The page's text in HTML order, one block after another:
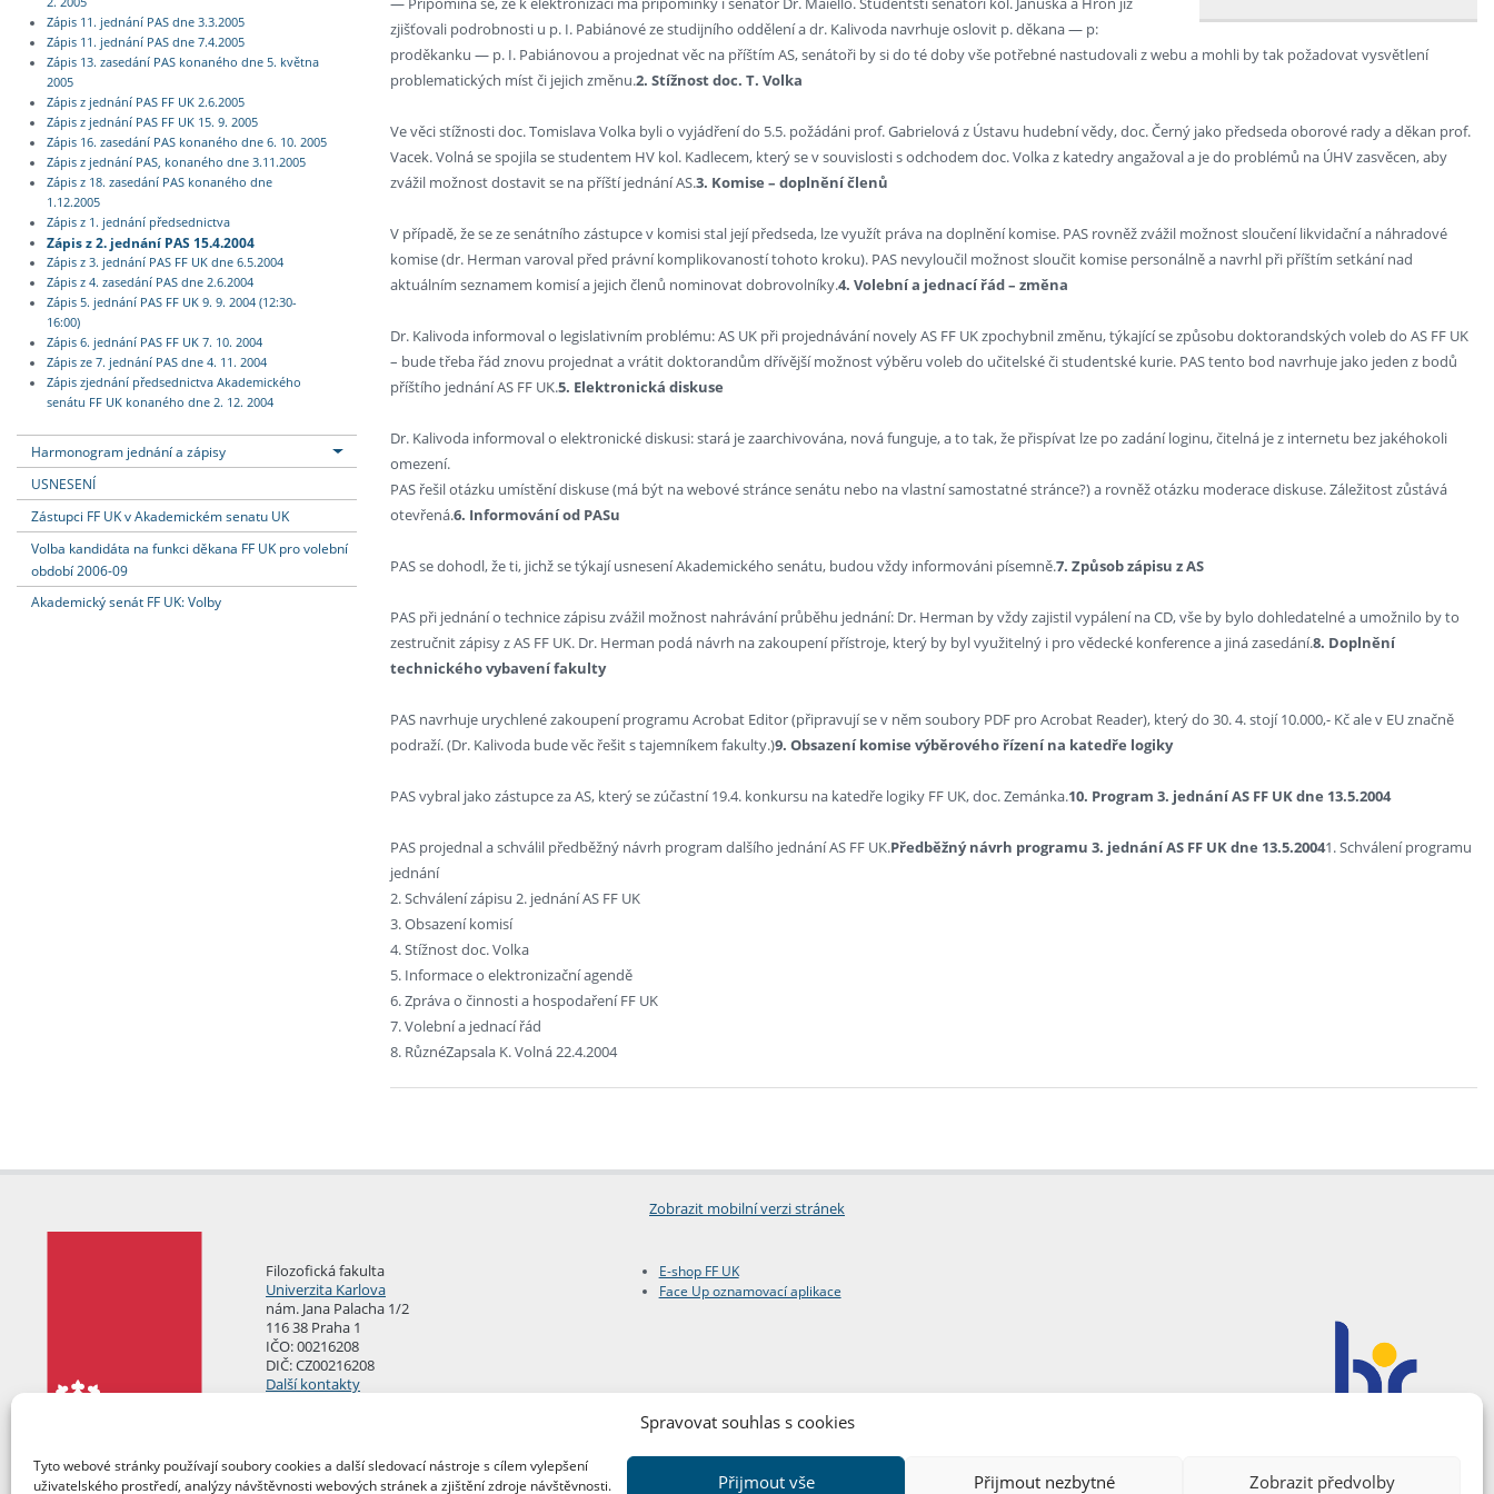
Spravovat souhlas s cookies
Tyto webové stránky používají soubory cookies a další sledovací nástroje s cílem vylepšení
uživatelského prostředí, analýzy návštěvnosti webových stránek a zjištění zdroje návštěvnosti.
Přijmout vše Přijmout nezbytné Zobrazit předvolby
Zápis 11. jednání PAS dne 3.3.2005
Zápis 11. jednání PAS dne 7.4.2005
Zápis 13. zasedání PAS konaného dne 5. května
2005
Zápis z jednání PAS FF UK 2.6.2005
Zápis z jednání PAS FF UK 15. 9. 2005
Zápis 16. zasedání PAS konaného dne 6. 10. 2005
Zápis z jednání PAS, konaného dne 3.11.2005
Zápis z 18. zasedání PAS konaného dne
1.12.2005
Zápis z 1. jednání předsednictva
Zápis z 2. jednání PAS 15.4.2004
Zápis z 3. jednání PAS FF UK dne 6.5.2004
Zápis z 4. zasedání PAS dne 2.6.2004
Zápis 5. jednání PAS FF UK 9. 9. 2004 (12:30-
16:00)
Zápis 6. jednání PAS FF UK 7. 10. 2004
Zápis ze 7. jednání PAS dne 4. 11. 2004
Zápis zjednání předsednictva Akademického
senátu FF UK konaného dne 2. 12. 2004
Harmonogram jednání a zápisy
USNESENÍ
Zástupci FF UK v Akademickém senatu UK
Volba kandidáta na funkci děkana FF UK pro volební
období 2006-09
Akademický senát FF UK: Volby
zjišťovali podrobnosti u p. I. Pabiánové ze studijního oddělení a dr. Kalivoda navrhuje oslovit p. děkana — p:
proděkanku — p. I. Pabiánovou a projednat věc na příštím AS, senátoři by si do té doby vše potřebné nastudovali z webu a mohli by tak požadovat vysvětlení
problematických míst či jejich změnu.2. Stížnost doc. T. Volka
Ve věci stížnosti doc. Tomislava Volka byli o vyjádření do 5.5. požádáni prof. Gabrielová z Ústavu hudební vědy, doc. Černý jako předseda oborové rady a děkan prof.
Vacek. Volná se spojila se studentem HV kol. Kadlecem, který se v souvislosti s odchodem doc. Volka z katedry angažoval a je do problémů na ÚHV zasvěcen, aby
zvážil možnost dostavit se na příští jednání AS.3. Komise – doplnění členů
V případě, že se ze senátního zástupce v komisi stal její předseda, lze využít práva na doplnění komise. PAS rovněž zvážil možnost sloučení likvidační a náhradové
komise (dr. Herman varoval před právní komplikovaností tohoto kroku). PAS nevyloučil možnost sloučit komise personálně a navrhl při příštím setkání nad
aktuálním seznamem komisí a jejich členů nominovat dobrovolníky.4. Volební a jednací řád – změna
Dr. Kalivoda informoval o legislativním problému: AS UK při projednávání novely AS FF UK zpochybnil změnu, týkající se způsobu doktorandských voleb do AS FF UK
– bude třeba řád znovu projednat a vrátit doktorandům dřívější možnost výběru voleb do učitelské či studentské kurie. PAS tento bod navrhuje jako jeden z bodů
příštího jednání AS FF UK.5. Elektronická diskuse
Dr. Kalivoda informoval o elektronické diskusi: stará je zaarchivována, nová funguje, a to tak, že přispívat lze po zadání loginu, čitelná je z internetu bez jakéhokoli
omezení.
PAS řešil otázku umístění diskuse (má být na webové stránce senátu nebo na vlastní samostatné stránce?) a rovněž otázku moderace diskuse. Záležitost zůstává
otevřená.6. Informování od PASu
PAS se dohodl, že ti, jichž se týkají usnesení Akademického senátu, budou vždy informováni písemně.7. Způsob zápisu z AS
PAS při jednání o technice zápisu zvážil možnost nahrávání průběhu jednání: Dr. Herman by vždy zajistil vypálení na CD, vše by bylo dohledatelné a umožnilo by to
zestručnit zápisy z AS FF UK. Dr. Herman podá návrh na zakoupení přístroje, který by byl využitelný i pro vědecké konference a jiná zasedání.8. Doplnění
technického vybavení fakulty
PAS navrhuje urychlené zakoupení programu Acrobat Editor (připravují se v něm soubory PDF pro Acrobat Reader), který do 30. 4. stojí 10.000,- Kč ale v EU značně
podraží. (Dr. Kalivoda bude věc řešit s tajemníkem fakulty.)9. Obsazení komise výběrového řízení na katedře logiky
PAS vybral jako zástupce za AS, který se zúčastní 19.4. konkursu na katedře logiky FF UK, doc. Zemánka.10. Program 3. jednání AS FF UK dne 13.5.2004
PAS projednal a schválil předběžný návrh program dalšího jednání AS FF UK.Předběžný návrh programu 3. jednání AS FF UK dne 13.5.20041. Schválení programu
jednání
2. Schválení zápisu 2. jednání AS FF UK
3. Obsazení komisí
4. Stížnost doc. Volka
5. Informace o elektronizační agendě
6. Zpráva o činnosti a hospodaření FF UK
7. Volební a jednací řád
8. RůznéZapsala K. Volná 22.4.2004
Zobrazit mobilní verzi stránek
Filozofická fakulta
Univerzita Karlova
nám. Jana Palacha 1/2
116 38 Praha 1
IČO: 00216208
DIČ: CZ00216208
Další kontakty
E-shop FF UK
Face Up oznamovací aplikace